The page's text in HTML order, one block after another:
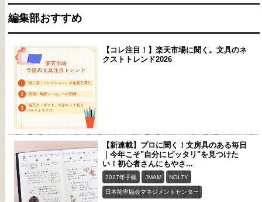
編集部おすすめ
【コレ注目！】楽天市場に聞く。文具のネ
クストトレンド2026
【新連載】プロに聞く！文房具のある毎日
｜今年こそ"自分にピッタリ"を見つけた
い！初心者さんにもやさ...
2027年手帳 JMAM NOLTY
日本能率協会マネジメントセンター